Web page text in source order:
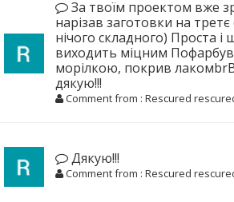
За твоїм проектом вже
нарізав заготовки на
нічого складного) Проста і
виходить міцним
морілкою, покрив
дякую!!!
Comment from : Rescured
Дякую!!!
Comment from : Rescured